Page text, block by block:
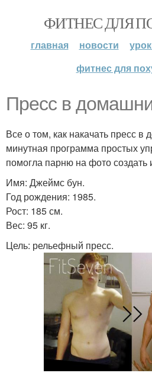
ФИТНЕС ДЛЯ
главная новости
фитнес для
Пресс в
Все о том, как накачать пресс
минутная программа простых
помогла парню на фото создать
Имя: Джеймс бун.
Год рождения: 1985.
Рост: 185 см.
Вес: 95 кг.
Цель: рельефный пресс.